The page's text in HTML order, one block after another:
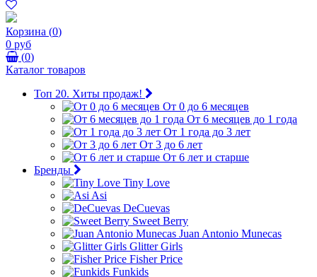
Корзина (0)
0 руб
(0)
Каталог товаров
Топ 20. Хиты продаж!
От 0 до 6 месяцев
От 6 месяцев до 1 года
От 1 года до 3 лет
От 3 до 6 лет
От 6 лет и старше
Бренды
Tiny Love
Asi
DeCuevas
Sweet Berry
Juan Antonio Munecas
Glitter Girls
Fisher Price
Funkids